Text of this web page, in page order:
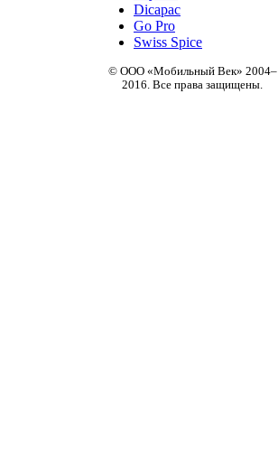
Dicapac
Go Pro
Swiss Spice
© ООО «Мобильный Век» 2004–
2016. Все права защищены.